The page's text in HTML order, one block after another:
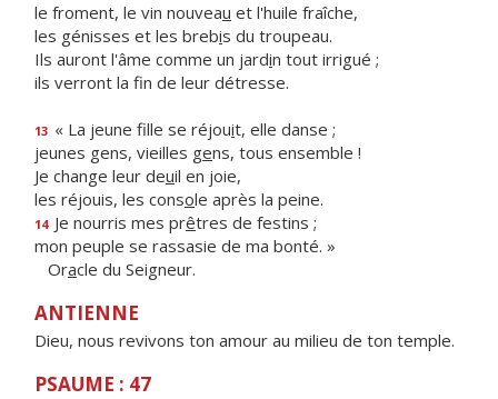
le froment, le vin nouveau et l'huile fraîche,
les génisses et les brebis du troupeau.
Ils auront l'âme comme un jardin tout irrigué ;
ils verront la fn de leur détresse.
13 « La jeune fille se réjouit, elle danse ;
jeunes gens, vieilles gens, tous ensemble !
Je change leur deuil en joie,
les réjouis, les console après la peine.
14 Je nourris mes prêtres de festins ;
mon peuple se rassasie de ma bonté. »
Oracle du Seigneur.
ANTIENNE
Dieu, nous revivons ton amour au milieu de ton temple.
PSAUME : 47